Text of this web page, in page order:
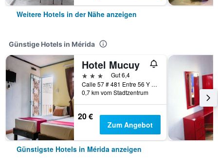
Weitere Hotels in der Nähe anzeigen
Günstige Hotels in Mérida
Hotel Mucuy
3 Sterne
Gut 6,4
Calle 57 # 481 Entre 56 Y 58, Mérida, Yucatán, Mexiko
0,7 km vom Stadtzentrum
20 €
Zum Angebot
Günstigste Hotels in Mérida anzeigen